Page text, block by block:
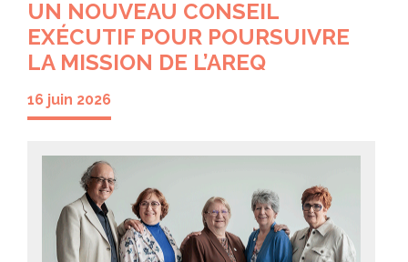
UN NOUVEAU CONSEIL
EXÉCUTIF POUR POURSUIVRE
LA MISSION DE L’AREQ
16 juin 2026